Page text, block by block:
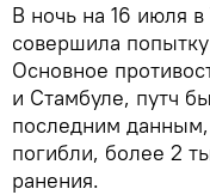
В ночь на 16 июля
совершила
Основное
и Стамбуле, путч
последним
погибли, более 2
ранения.